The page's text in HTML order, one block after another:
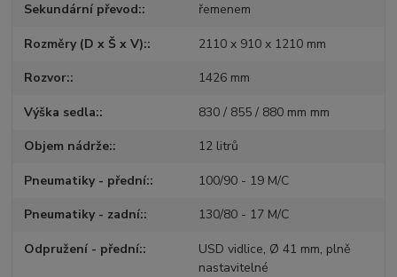
Sekundární převod: řemenem
Rozměry (D x Š x V): 2110 x 910 x 1210 mm
Rozvor: 1426 mm
Výška sedla: 830 / 855 / 880 mm mm
Objem nádrže: 12 litrů
Pneumatiky - přední: 100/90 - 19 M/C
Pneumatiky - zadní: 130/80 - 17 M/C
Odpružení - přední:
USD vidlice, Ø 41 mm, plně
nastavitelné